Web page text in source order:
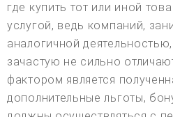
где купить тот или иной
услугой, ведь компаний,
аналогичной
зачастую не сильно
фактором является
дополнительные льготы,